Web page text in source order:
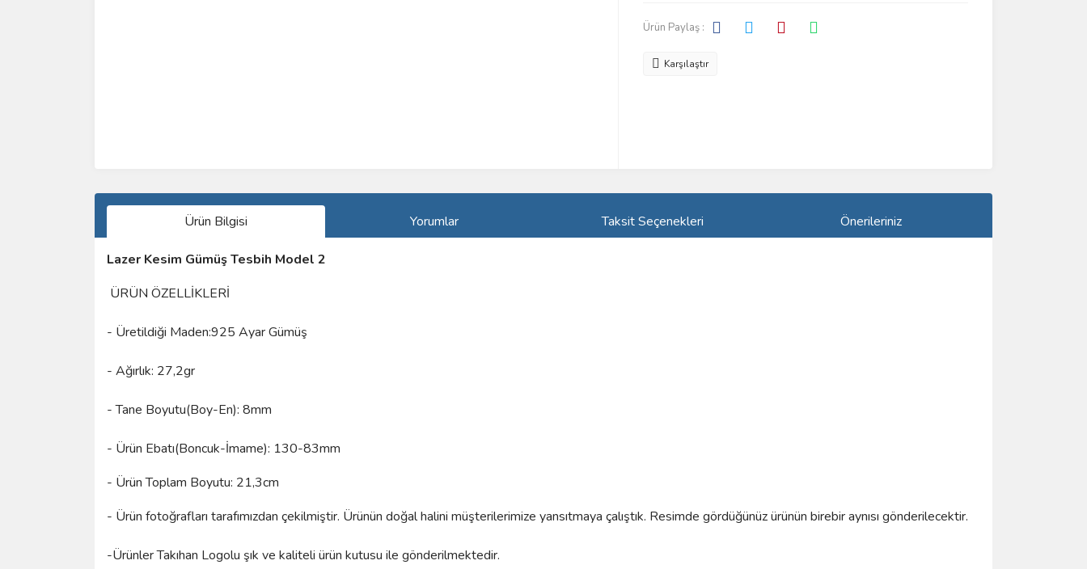
Ürün Paylaş :
Karşılaştır
Ürün Bilgisi Yorumlar Taksit Seçenekleri Önerileriniz
Lazer Kesim Gümüş Tesbih Model 2
ÜRÜN ÖZELLİKLERİ
- Üretildiği Maden:925 Ayar Gümüş
- Ağırlık: 27,2gr
- Tane Boyutu(Boy-En): 8mm
- Ürün Ebatı(Boncuk-İmame): 130-83mm
- Ürün Toplam Boyutu: 21,3cm
- Ürün fotoğrafları tarafımızdan çekilmiştir. Ürünün doğal halini müşterilerimize yansıtmaya çalıştık. Resimde gördüğünüz ürünün birebir aynısı gönderilecektir.
-Ürünler Takıhan Logolu şık ve kaliteli ürün kutusu ile gönderilmektedir.